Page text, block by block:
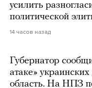
усилить
политической
14 часов назад
Губернатор
атаке»
область. На НПЗ